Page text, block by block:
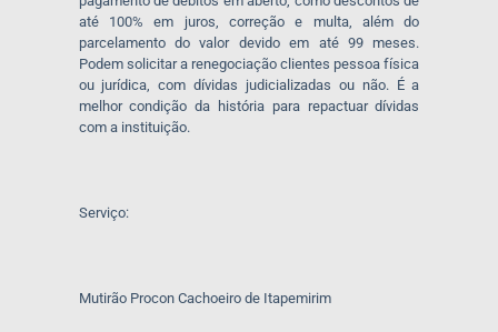
até 100% em juros, correção e multa, além do
parcelamento do valor devido em até 99 meses.
Podem solicitar a renegociação clientes pessoa física
ou jurídica, com dívidas judicializadas ou não. É a
melhor condição da história para repactuar dívidas
com a instituição.
Serviço:
Mutirão Procon Cachoeiro de Itapemirim